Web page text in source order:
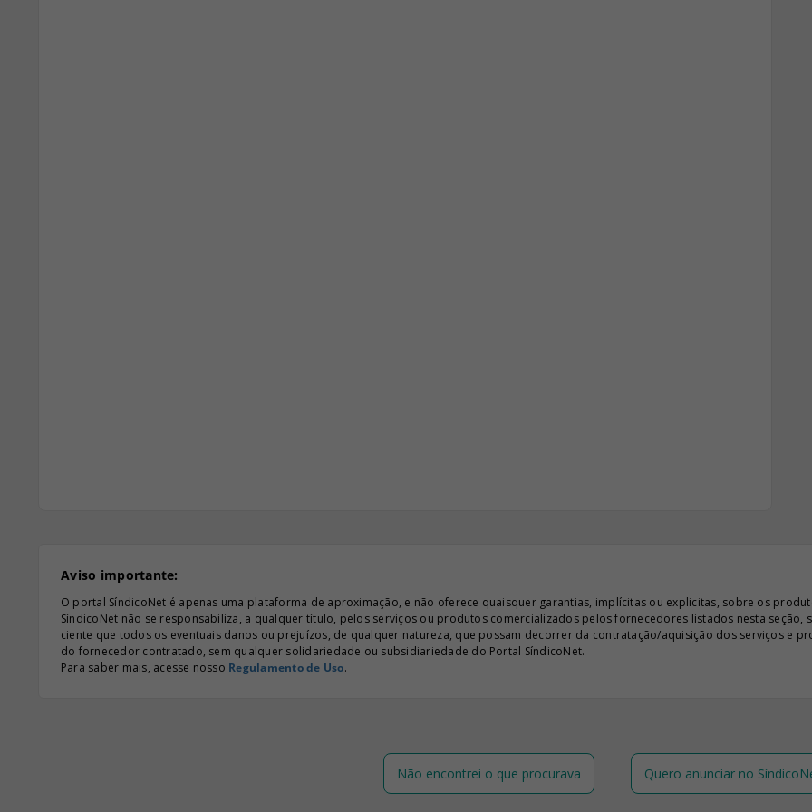
Aviso importante:
O portal SíndicoNet é apenas uma plataforma de aproximação, e não oferece quaisquer garantias, implícitas ou explicitas, sobre os
SíndicoNet não se responsabiliza, a qualquer título, pelos serviços ou produtos comercializados pelos fornecedores listados nesta
ciente que todos os eventuais danos ou prejuízos, de qualquer natureza, que possam decorrer da contratação/aquisição dos serviços e
do fornecedor contratado, sem qualquer solidariedade ou subsidiariedade do Portal SíndicoNet.
Para saber mais, acesse nosso Regulamento de Uso.
Não encontrei o que procurava Quero anunciar no